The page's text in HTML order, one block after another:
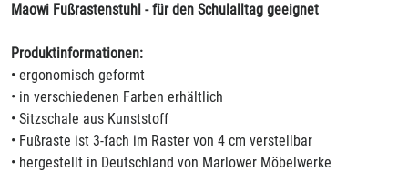
Maowi Fußrastenstuhl - für den Schulalltag geeignet
Produktinformationen:
• ergonomisch geformt
• in verschiedenen Farben erhältlich
• Sitzschale aus Kunststoff
• Fußraste ist 3-fach im Raster von 4 cm verstellbar
• hergestellt in Deutschland von Marlower Möbelwerke